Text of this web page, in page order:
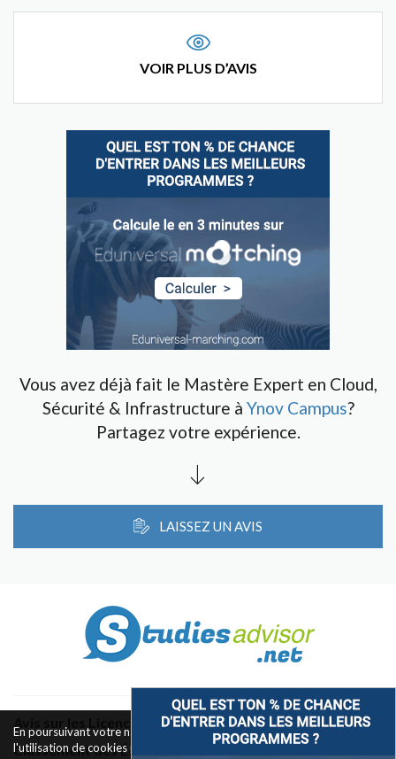
VOIR PLUS D’AVIS
Vous avez déjà fait le Mastère Expert en Cloud,
Sécurité & Infrastructure à Ynov Campus?
Partagez votre expérience.
LAISSEZ UN AVIS
Avis sur les Licences & Bachelors
Classement des Écoles
En poursuivant votre navigation sur ce site, vous acceptez
l'utilisation de cookies pour le fonctionnement des boutons de